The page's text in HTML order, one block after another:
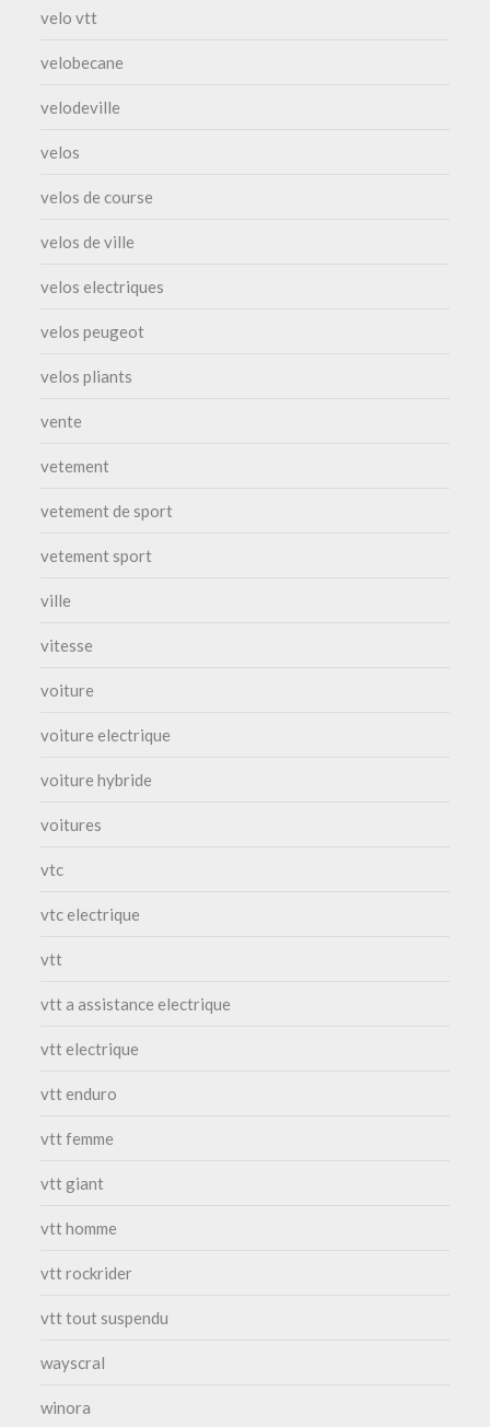
velo vtt
velobecane
velodeville
velos
velos de course
velos de ville
velos electriques
velos peugeot
velos pliants
vente
vetement
vetement de sport
vetement sport
ville
vitesse
voiture
voiture electrique
voiture hybride
voitures
vtc
vtc electrique
vtt
vtt a assistance electrique
vtt electrique
vtt enduro
vtt femme
vtt giant
vtt homme
vtt rockrider
vtt tout suspendu
wayscral
winora